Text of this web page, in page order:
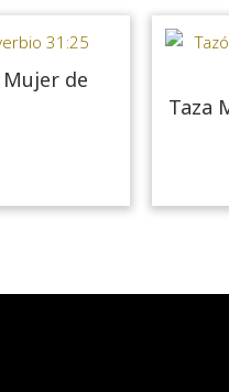
Mujer de
Taza